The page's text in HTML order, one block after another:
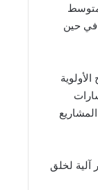
من متوسط
لم تتجاوز 58.000 منصب شغل، في حين
آلية لخلق